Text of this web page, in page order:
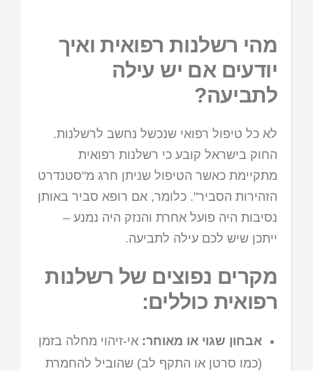
מהי רשלנות רפואית ואיך
יודעים אם יש עילה
לתביעה?
לא כל טיפול רפואי שנכשל נחשב לרשלנות.
החוק בישראל קובע כי רשלנות רפואית
מתקיימת כאשר הטיפול שניתן חרג מ"סטנדרט
הזהירות הסביר". כלומר, אם רופא סביר באותן
נסיבות היה פועל אחרת והנזק היה נמנע –
ייתכן שיש לכם עילה לתביעה.
מקרים נפוצים של רשלנות
רפואית כוללים:
אבחון שגוי או מאוחר: אי-זיהוי מחלה בזמן
(כמו סרטן או התקף לב) שהוביל להחמרת